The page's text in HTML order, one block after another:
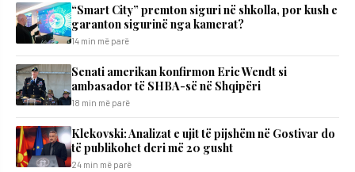
“Smart City” premton siguri në shkolla, por kush e
garanton sigurinë nga kamerat?
14 min më parë
Senati amerikan konfirmon Eric Wendt si
ambasador të SHBA-së në Shqipëri
18 min më parë
Klekovski: Analizat e ujit të pijshëm në Gostivar do
të publikohet deri më 20 gusht
24 min më parë